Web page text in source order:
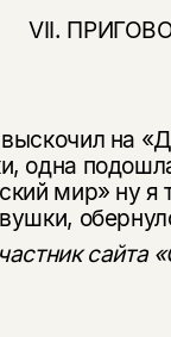
VII.
на
одна
мир» ну